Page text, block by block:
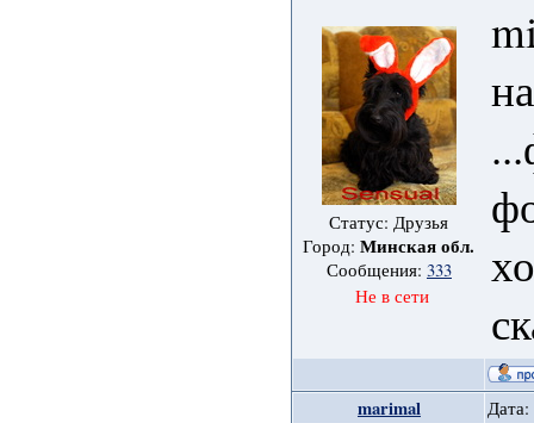
Статус: Друзья
Город:Минская обл.
Сообщения: 333
Не в сети
marimal